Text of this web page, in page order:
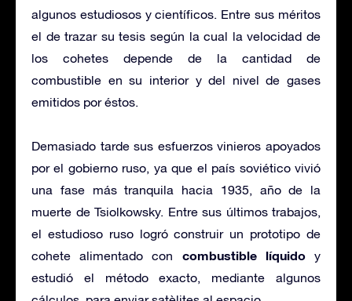
algunos estudiosos y científicos. Entre sus méritos
el de trazar su tesis según la cual la velocidad de
los cohetes depende de la cantidad de
combustible en su interior y del nivel de gases
emitidos por éstos.
Demasiado tarde sus esfuerzos vinieros apoyados
por el gobierno ruso, ya que el país soviético vivió
una fase más tranquila hacia 1935, año de la
muerte de Tsiolkowsky. Entre sus últimos trabajos,
el estudioso ruso logró construir un prototipo de
cohete alimentado con combustible líquidoy
estudió el método exacto, mediante algunos